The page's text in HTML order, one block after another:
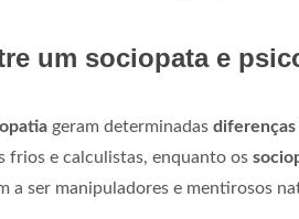
um sociopata e
geram determinadas diferenças
frios e calculistas, enquanto os
a ser manipuladores e mentirosos